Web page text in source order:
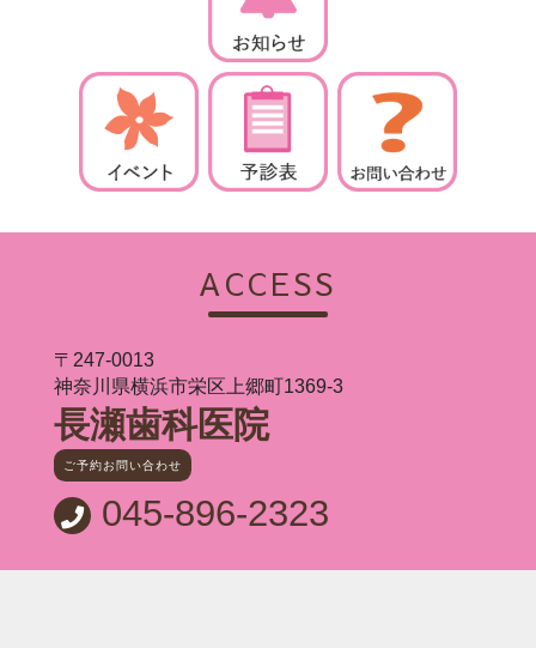
ACCESS
〒247-0013
神奈川県横浜市栄区上郷町1369-3
長瀬歯科医院
ご予約お問い合わせ
045-896-2323